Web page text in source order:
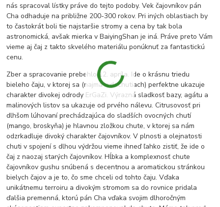
nás spracoval lístky práve do tejto podoby. Vek čajovníkov pán
Cha odhaduje na približne 200-300 rokov. Pri iných oblastiach by
to častokrát boli tie najstaršie stromy a cena by tak bola
astronomická, avšak mierka v BaiyingShan je iná. Práve preto Vám
vieme aj čaj z takto skvelého materiálu ponúknuť za fantastickú
cenu.
Zber a spracovanie prebehlo 12. apríla. Ide o krásnu triedu
bieleho čaju, v ktorej sa (najmä v dochutiach) perfektne ukazuje
charakter divokej odrody ErGaZi. Výrazná sladkosť bazy, agátu a
malinových listov sa ukazuje od prvého nálevu. Citrusovosť pri
dlhšom lúhovaní prechádzajúca do sladších ovocných chutí
(mango, broskyňa) je hlavnou zložkou chute, v ktorej sa nám
odzrkadluje divoký charakter čajovníkov. V plnosti a olejnatosti
chuti v spojení s dlhou výdržou vieme ihneď ľahko zistiť, že ide o
čaj z naozaj starých čajovníkov. Hĺbka a komplexnosť chute
čajovníkov gushu snúbená s decentnou a aromatickou stránkou
bielych čajov a je to, čo sme chceli od tohto čaju. Vďaka
unikátnemu terroiru a divokým stromom sa do rovnice pridala
ďalšia premenná, ktorú pán Cha vďaka svojim dlhoročným